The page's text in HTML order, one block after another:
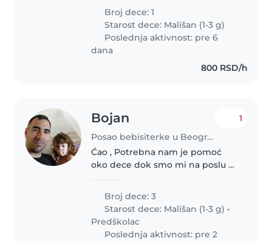
home. Our little one loves to play
and stay active, so someone with
a playful spirit would..
Broj dece: 1
Starost dece: Mališan (1-3 g)
Poslednja aktivnost: pre 6
dana
800 RSD/h
Bojan
Posao bebisiterke u Beograd
1
Ćao , Potrebna nam je pomoć
oko dece dok smo mi na poslu a
period čuvanja je od 11.30 do
16.30h. imamo predškolca ,
dečaka od 4. Godine i devojčicu
od..
Broj dece: 3
Starost dece: Mališan (1-3 g) •
Predškolac
Poslednja aktivnost: pre 2